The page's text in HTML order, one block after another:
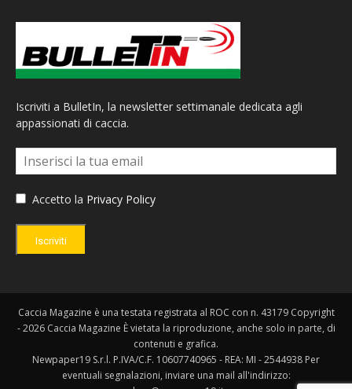
Iscriviti a BulletIn, la newsletter settimanale dedicata agli
appassionati di caccia.
Accetto la Privacy Policy
Iscriviti
Caccia Magazine è una testata registrata al ROC con n. 43179 Copyright
- 2026 Caccia Magazine È vietata la riproduzione, anche solo in parte, di
contenuti e grafica.
Newpaper19 S.r.l. P.IVA/C.F. 10607740965 - REA: MI - 2544938 Per
eventuali segnalazioni, inviare una mail all'indirizzo: